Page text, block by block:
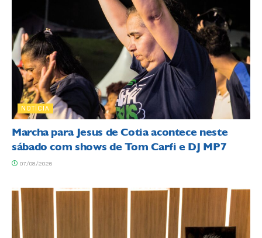
NOTÍCIA
Marcha para Jesus de Cotia acontece neste
sábado com shows de Tom Carfi e DJ MP7
07/08/2026